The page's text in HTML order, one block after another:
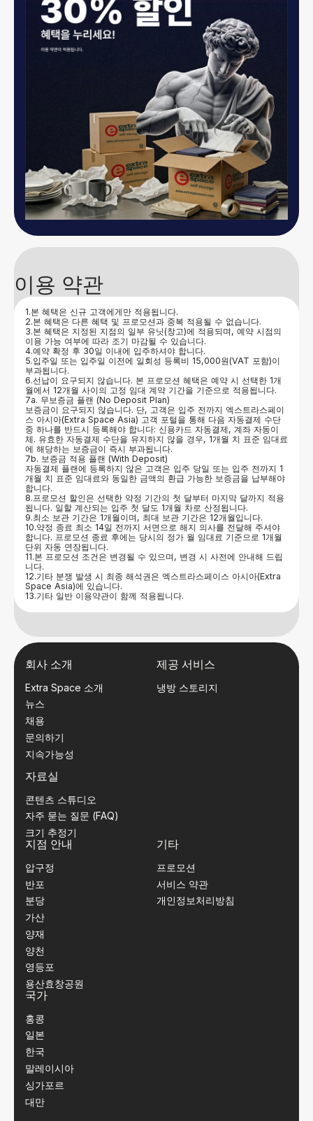
이용 약관
1.본 혜택은 신규 고객에게만 적용됩니다.
2.본 혜택은 다른 혜택 및 프로모션과 중복 적용될 수 없습니다.
3.본 혜택은 지정된 지점의 일부 유닛(창고)에 적용되며, 예약 시점의
이용 가능 여부에 따라 조기 마감될 수 있습니다.
4.예약 확정 후 30일 이내에 입주하셔야 합니다.
5.입주일 또는 입주일 이전에 일회성 등록비 15,000원(VAT 포함)이
부과됩니다.
6.선납이 요구되지 않습니다. 본 프로모션 혜택은 예약 시 선택한 1개
월에서 12개월 사이의 고정 임대 계약 기간을 기준으로 적용됩니다.
7a. 무보증금 플랜 (No Deposit Plan)
보증금이 요구되지 않습니다. 단, 고객은 입주 전까지 엑스트라스페이
스 아시아(Extra Space Asia) 고객 포털을 통해 다음 자동결제 수단
중 하나를 반드시 등록해야 합니다: 신용카드 자동결제, 계좌 자동이
체. 유효한 자동결제 수단을 유지하지 않을 경우, 1개월 치 표준 임대료
에 해당하는 보증금이 즉시 부과됩니다.
7b. 보증금 적용 플랜 (With Deposit)
자동결제 플랜에 등록하지 않은 고객은 입주 당일 또는 입주 전까지 1
개월 치 표준 임대료와 동일한 금액의 환급 가능한 보증금을 납부해야
합니다.
8.프로모션 할인은 선택한 약정 기간의 첫 달부터 마지막 달까지 적용
됩니다. 일할 계산되는 입주 첫 달도 1개월 차로 산정됩니다.
9.최소 보관 기간은 1개월이며, 최대 보관 기간은 12개월입니다.
10.약정 종료 최소 14일 전까지 서면으로 해지 의사를 전달해 주셔야
합니다. 프로모션 종료 후에는 당시의 정가 월 임대료 기준으로 1개월
단위 자동 연장됩니다.
11.본 프로모션 조건은 변경될 수 있으며, 변경 시 사전에 안내해 드립
니다.
12.기타 분쟁 발생 시 최종 해석권은 엑스트라스페이스 아시아(Extra
Space Asia)에 있습니다.
13.기타 일반 이용약관이 함께 적용됩니다.
회사 소개
Extra Space 소개
뉴스
채용
문의하기
지속가능성
자료실
콘텐츠 스튜디오
자주 묻는 질문 (FAQ)
크기 추정기
제공 서비스
냉방 스토리지
지점 안내
압구정
반포
분당
가산
양재
양천
영등포
용산효창공원
기타
프로모션
서비스 약관
개인정보처리방침
국가
홍콩
일본
한국
말레이시아
싱가포르
대만